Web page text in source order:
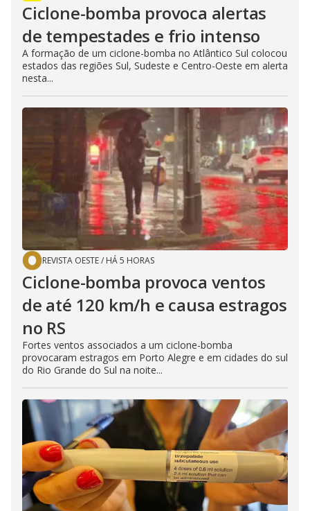
Ciclone-bomba provoca alertas
de tempestades e frio intenso
A formação de um ciclone-bomba no Atlântico Sul colocou
estados das regiões Sul, Sudeste e Centro-Oeste em alerta
nesta...
REVISTA OESTE/ HÁ 5 HORAS
Ciclone-bomba provoca ventos
de até 120 km/h e causa estragos
no RS
Fortes ventos associados a um ciclone-bomba
provocaram estragos em Porto Alegre e em cidades do sul
do Rio Grande do Sul na noite...